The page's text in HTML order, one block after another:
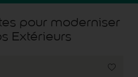
pour moderniser
Extérieurs